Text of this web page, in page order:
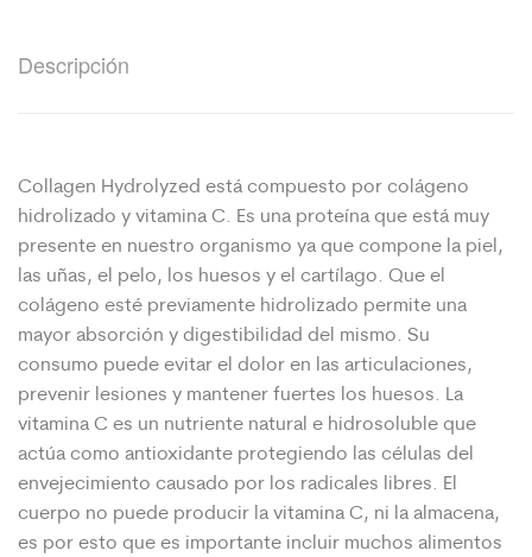
Descripción
Collagen Hydrolyzed está compuesto por colágeno
hidrolizado y vitamina C. Es una proteína que está muy
presente en nuestro organismo ya que compone la piel,
las uñas, el pelo, los huesos y el cartílago. Que el
colágeno esté previamente hidrolizado permite una
mayor absorción y digestibilidad del mismo. Su
consumo puede evitar el dolor en las articulaciones,
prevenir lesiones y mantener fuertes los huesos. La
vitamina C es un nutriente natural e hidrosoluble que
actúa como antioxidante protegiendo las células del
envejecimiento causado por los radicales libres. El
cuerpo no puede producir la vitamina C, ni la almacena,
es por esto que es importante incluir muchos alimentos